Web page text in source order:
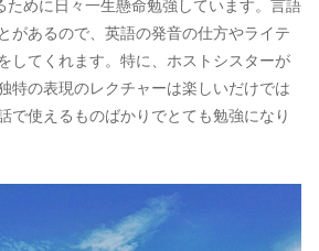
ために日々一生懸命勉強しています。言語
があるので、英語の発音の仕方やライテ
してくれます。特に、ホストシスターが
特の表現のレクチャーは楽しいだけでは
で使えるものばかりでとても勉強になり